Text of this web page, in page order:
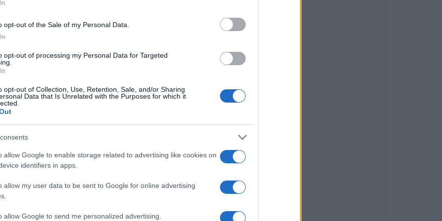
opt-out of the Sale of my Personal Data.
opt-out of processing my Personal Data for Targeted
opt-out of Collection, Use, Retention, Sale, and/or Sharing
Data that Is Unrelated with the Purposes for which it
allow Google to enable storage related to advertising like cookies on
identifiers in apps.
allow my user data to be sent to Google for online advertising
allow Google to send me personalized advertising.
(Αθήνα) / Ίλια-Ευαγγελία,Γκίνη(Κέρκυρα) /
(Κέρκυρα) / Σπύρος Κουρσάρης (Κέρκυρα) /
/ Ελεάννα Μαρτίνου (Αθήνα) / Τίνα
Γεωργία Παναρέτου Αθήνα- Κέρκυρα) / Μίλτος
Anding Μανχαϊμ, Γερμανία) / Antonio Mingolla
των: Ρούλας Ν. Καλούδη / Κωνσταντίνου Α.
Πρωτοψάλτη / Κώστα Σουέρεφ /Γεώργιου
“image”.
εκδότρια, οργανώτρια εκδηλώσεων.
20:00 - 23:00